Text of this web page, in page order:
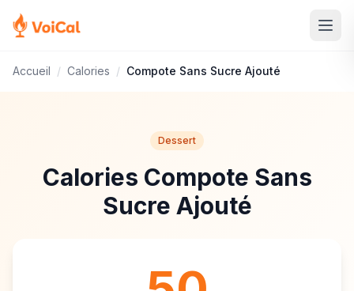
Accueil / Calories / Compote Sans Sucre Ajouté
Dessert
Calories Compote Sans
Sucre Ajouté